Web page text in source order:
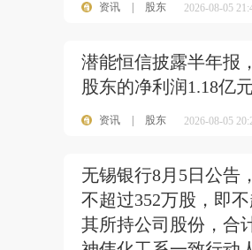
资讯 股东 2026-08-05
潜能恒信披露半年报
股东的净利润1.18亿
资讯 股东 2026-08-05
无锡银行8月5日公告
不超过352万股，即
其所持公司股份，合